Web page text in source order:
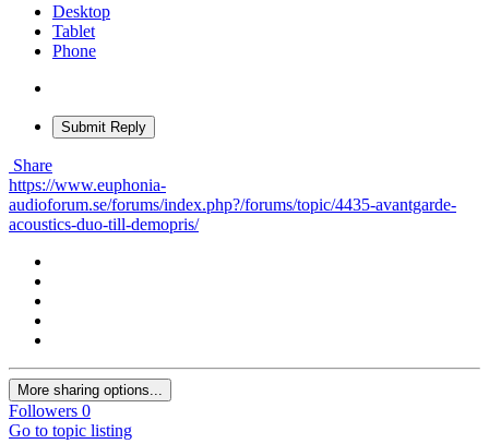
Desktop
Tablet
Phone
Submit Reply
Share
https://www.euphonia-
audioforum.se/forums/index.php?/forums/topic/4435-avantgarde-
acoustics-duo-till-demopris/
More sharing options...
Followers 0
Go to topic listing